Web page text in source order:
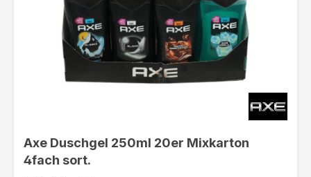
Axe Duschgel 250ml 20er Mixkarton
4fach sort.